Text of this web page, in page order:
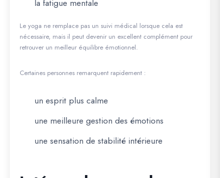
la fatigue mentale
Le yoga ne remplace pas un suivi médical lorsque cela est
nécessaire, mais il peut devenir un excellent complément pour
retrouver un meilleur équilibre émotionnel.
Certaines personnes remarquent rapidement :
un esprit plus calme
une meilleure gestion des émotions
une sensation de stabilité intérieure